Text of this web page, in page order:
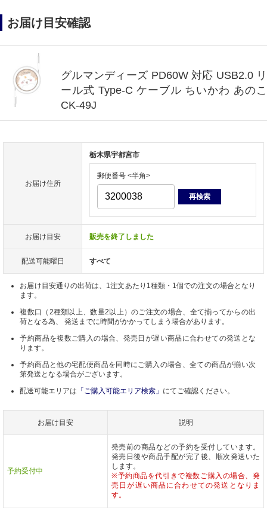
お届け目安確認
グルマンディーズ PD60W 対応 USB2.0 リ
ール式 Type-C ケーブル ちいかわ あのこ
CK-49J
お届け住所
栃木県宇都宮市
郵便番号 <半角>
再検索
お届け目安 販売を終了しました
配送可能曜日 すべて
お届け目安通りの出荷は、1注文あたり1種類・1個での注文の場合となり
ます。
複数口（2種類以上、数量2以上）のご注文の場合、全て揃ってからの出
荷となる為、 発送までに時間がかかってしまう場合があります。
予約商品を複数ご購入の場合、発売日が遅い商品に合わせての発送とな
ります。
予約商品と他の宅配便商品を同時にご購入の場合、全ての商品が揃い次
第発送となる場合がございます。
配送可能エリアは 「ご購入可能エリア検索」 にてご確認ください。
お届け目安 説明
予約受付中
発売前の商品などの予約を受付しています。
発売日後や商品手配が完了後、順次発送いた
します。
※予約商品を代引きで複数ご購入の場合、発
売日が遅い商品に合わせての発送となりま
す。